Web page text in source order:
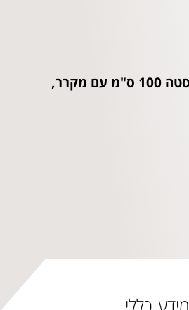
משטח עבודה נירוסטה 100 ס"מ עם מקרר,
מידע כללי